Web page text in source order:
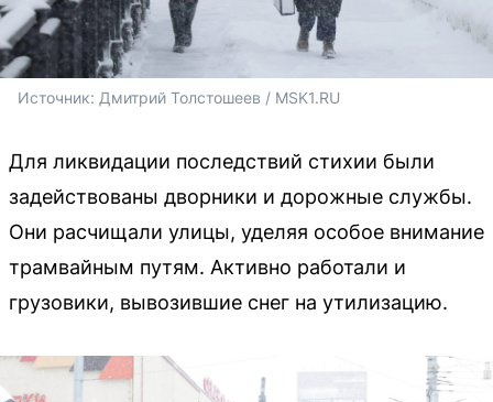
Источник: Дмитрий Толстошеев / MSK1.RU
Для ликвидации последствий стихии были
задействованы дворники и дорожные службы.
Они расчищали улицы, уделяя особое внимание
трамвайным путям. Активно работали и
грузовики, вывозившие снег на утилизацию.